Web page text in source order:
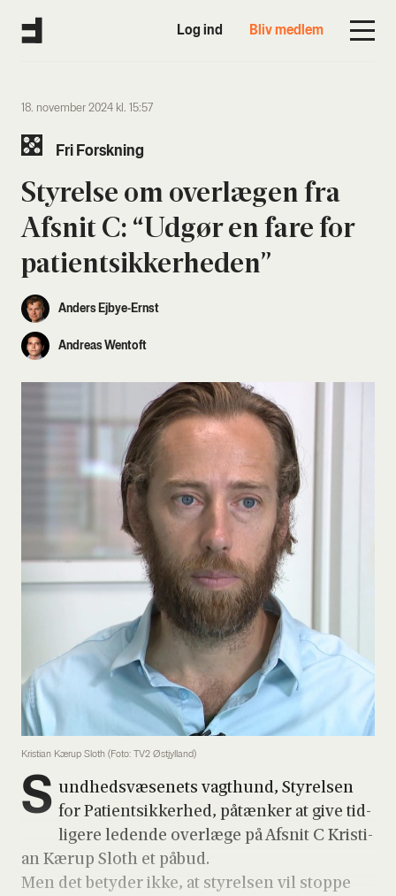
Log ind Bliv medlem
18. november 2024 kl. 15:57
Fri Forsk­ning
Sty­rel­se om over­læ­gen fra
Afsnit C: “Udgør en fare for
patient­sik­ker­he­den”
Anders Ejbye-Ernst
Andreas Wentoft
Kristian Kærup Sloth (Foto: TV2 Østjylland)
S und­heds­væ­se­nets vagt­hund, Sty­rel­sen
for Patient­sik­ker­hed, påtæn­ker at give tid­
li­ge­re leden­de over­læ­ge på Afsnit C Kri­sti­
an Kærup Slo­th et påbud.
Men det bety­der ikke, at sty­rel­sen vil stop­pe